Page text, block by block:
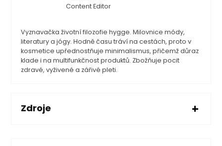
Content Editor
Vyznavačka životní filozofie hygge. Milovnice módy,
literatury a jógy. Hodně času tráví na cestách, proto v
kosmetice upřednostňuje minimalismus, přičemž důraz
klade i na multifunkčnost produktů. Zbožňuje pocit
zdravé, vyživené a zářivé pleti.
Zdroje